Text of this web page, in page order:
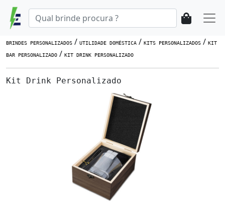
BRINDES PERSONALIZADOS / UTILIDADE DOMÉSTICA / KITS PERSONALIZADOS / KIT
BAR PERSONALIZADO / KIT DRINK PERSONALIZADO
Kit Drink Personalizado